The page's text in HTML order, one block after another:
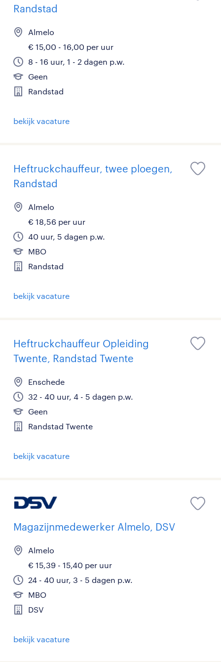
Randstad
Almelo
€ 15,00 - 16,00 per uur
8 - 16 uur, 1 - 2 dagen p.w.
Geen
Randstad
bekijk vacature
Heftruckchauffeur, twee ploegen,
Randstad
Almelo
€ 18,56 per uur
40 uur, 5 dagen p.w.
MBO
Randstad
bekijk vacature
Heftruckchauffeur Opleiding
Twente, Randstad Twente
Enschede
32 - 40 uur, 4 - 5 dagen p.w.
Geen
Randstad Twente
bekijk vacature
Magazijnmedewerker Almelo, DSV
Almelo
€ 15,39 - 15,40 per uur
24 - 40 uur, 3 - 5 dagen p.w.
MBO
DSV
bekijk vacature